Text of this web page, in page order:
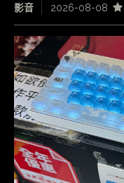
影音 2026-08-08